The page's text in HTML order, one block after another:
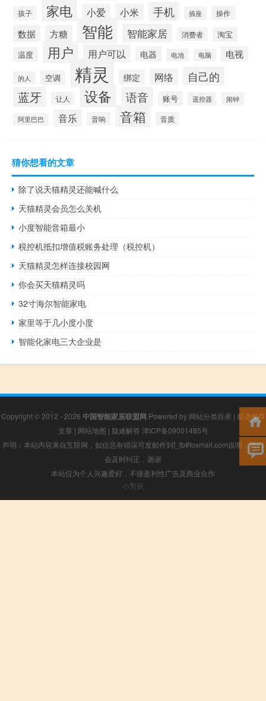
孩子 家电 小爱 小米 手机 插座 操作
数据 方糖 智能 智能家居 消费者
淘宝
温度
用户 用户可以 电器 电池 电脑 电视
的人 空调 精灵 绑定 网络 自己的
蓝牙 让人 设备 语音 账号 遥控器 闹钟
阿里巴巴 音乐 音响 音箱 音质
猜你想看的文章
除了说天猫精灵还能喊什么
天猫精灵会员怎么关机
小度智能音箱最小
税控机抵扣增值税账务处理（税控机）
天猫精灵怎样连接校园网
你会买天猫精灵吗
32寸海尔智能家电
家里等于几小度小度
智能化家电三大企业是
Copyright © 2012 - 2026 中国智能家居联盟网 Powered by 网站分类目录 | 精选推荐
文章 | 网站地图 | 疑难解答 津ICP备09001485号
声明：本站内容来自互联网，如信息有错误可发邮件到f_fb#foxmail.com说明，我们
会及时纠正，谢谢
本站仅为个人兴趣爱好，不接盈利性广告及商业合作
小男孩